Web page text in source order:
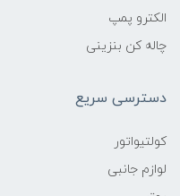
الکترو پمپ
چاله کن بنزینی
دسترسی سریع
کولتیواتور
لوازم جانبی